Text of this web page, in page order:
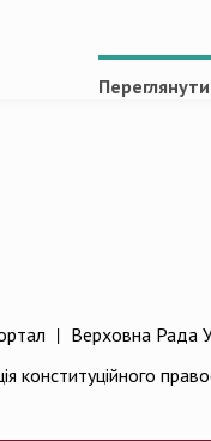
Переглянути
| Верховна Рада
конституційного